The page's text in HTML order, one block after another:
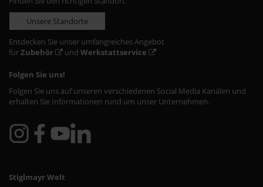
Unsere Standorte
Entdecken Sie unser umfangreiches Angebot
fürZubehör und Werkstattservice
Folgen Sie uns!
Folgen Sie uns auf unseren verschiedenen Social Media Kanälen und
erhalten Sie Informationen rund um unser Unternehmen.
Stiglmayr Welt